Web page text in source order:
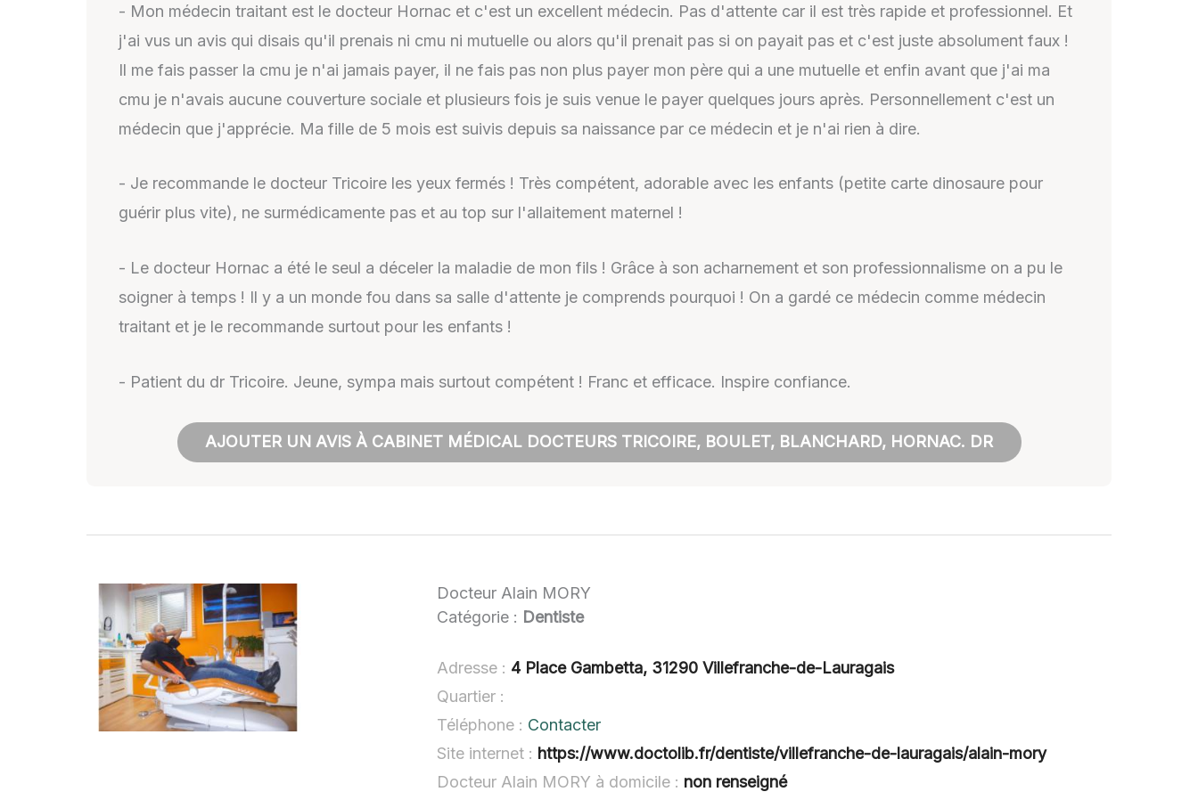
- Mon médecin traitant est le docteur Hornac et c'est un excellent médecin. Pas d'attente car il est très rapide et professionnel. Et
j'ai vus un avis qui disais qu'il prenais ni cmu ni mutuelle ou alors qu'il prenait pas si on payait pas et c'est juste absolument faux !
Il me fais passer la cmu je n'ai jamais payer, il ne fais pas non plus payer mon père qui a une mutuelle et enfin avant que j'ai ma
cmu je n'avais aucune couverture sociale et plusieurs fois je suis venue le payer quelques jours après. Personnellement c'est un
médecin que j'apprécie. Ma fille de 5 mois est suivis depuis sa naissance par ce médecin et je n'ai rien à dire.
- Je recommande le docteur Tricoire les yeux fermés ! Très compétent, adorable avec les enfants (petite carte dinosaure pour
guérir plus vite), ne surmédicamente pas et au top sur l'allaitement maternel !
- Le docteur Hornac a été le seul a déceler la maladie de mon fils ! Grâce à son acharnement et son professionnalisme on a pu le
soigner à temps ! Il y a un monde fou dans sa salle d'attente je comprends pourquoi ! On a gardé ce médecin comme médecin
traitant et je le recommande surtout pour les enfants !
- Patient du dr Tricoire. Jeune, sympa mais surtout compétent ! Franc et efficace. Inspire confiance.
AJOUTER UN AVIS À CABINET MÉDICAL DOCTEURS TRICOIRE, BOULET, BLANCHARD, HORNAC. DR
Docteur Alain MORY
Catégorie : Dentiste
Adresse : 4 Place Gambetta, 31290 Villefranche-de-Lauragais
Quartier :
Téléphone : Contacter
Site internet : https://www.doctolib.fr/dentiste/villefranche-de-lauragais/alain-mory
Docteur Alain MORY à domicile : non renseigné